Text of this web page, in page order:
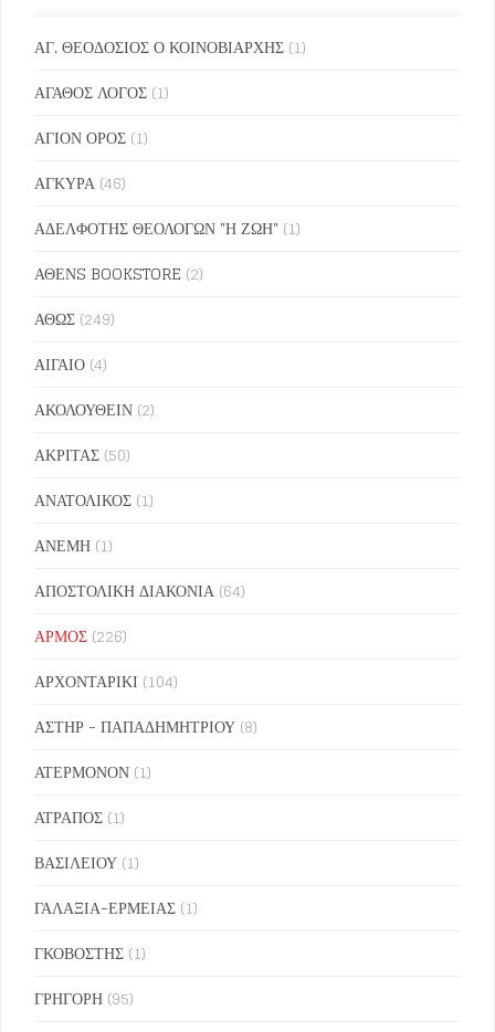
ΑΓ. ΘΕΟΔΟΣΙΟΣ Ο ΚΟΙΝΟΒΙΑΡΧΗΣ (1)
ΑΓΑΘΟΣ ΛΟΓΟΣ (1)
ΑΓΙΟΝ ΟΡΟΣ (1)
ΑΓΚΥΡΑ (46)
ΑΔΕΛΦΟΤΗΣ ΘΕΟΛΟΓΩΝ "Η ΖΩΗ" (1)
ΑΘΕΝS BOOKSTORE (2)
ΑΘΩΣ (249)
ΑΙΓΑΙΟ (4)
ΑΚΟΛΟΥΘΕΙΝ (2)
ΑΚΡΙΤΑΣ (50)
ΑΝΑΤΟΛΙΚΟΣ (1)
ΑΝΕΜΗ (1)
ΑΠΟΣΤΟΛΙΚΗ ΔΙΑΚΟΝΙΑ (64)
ΑΡΜΟΣ (226)
ΑΡΧΟΝΤΑΡΙΚΙ (104)
ΑΣΤΗΡ - ΠΑΠΑΔΗΜΗΤΡΙΟΥ (8)
ΑΤΕΡΜΟΝΟΝ (1)
ΑΤΡΑΠΟΣ (1)
ΒΑΣΙΛΕΙΟΥ (1)
ΓΑΛΑΞΙΑ-ΕΡΜΕΙΑΣ (1)
ΓΚΟΒΟΣΤΗΣ (1)
ΓΡΗΓΟΡΗ (95)